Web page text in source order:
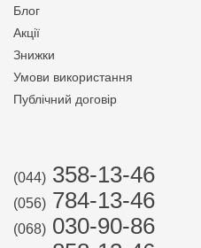
Блог
Акції
Знижки
Умови використання
Публічний договір
(044) 358-13-46
(056) 784-13-46
(068) 030-90-86